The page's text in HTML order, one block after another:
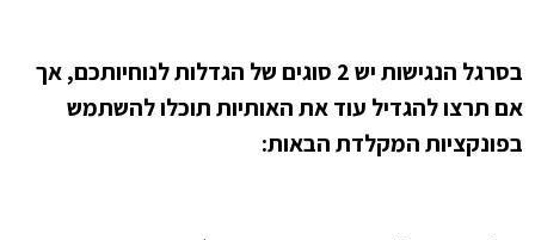
בסרגל הנגישות יש2 סוגים של הגדלות לנוחיותכם,אך
אם תרצו להגדיל עוד את האותיות תוכלו להשתמש
בפונקציות המקלדת הבאות: